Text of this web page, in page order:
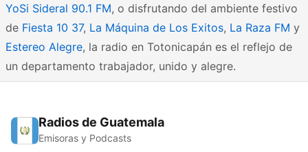
YoSi Sideral 90.1 FM, o disfrutando del ambiente festivo
de Fiesta 10 37, La Máquina de Los Exitos, La Raza FM y
Estereo Alegre, la radio en Totonicapán es el reflejo de
un departamento trabajador, unido y alegre.
Radios de Guatemala
Emisoras y Podcasts